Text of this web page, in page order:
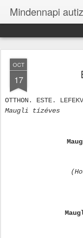
Mindennapi
OCT
17
OTTHON. ESTE.
Maugli tízéves